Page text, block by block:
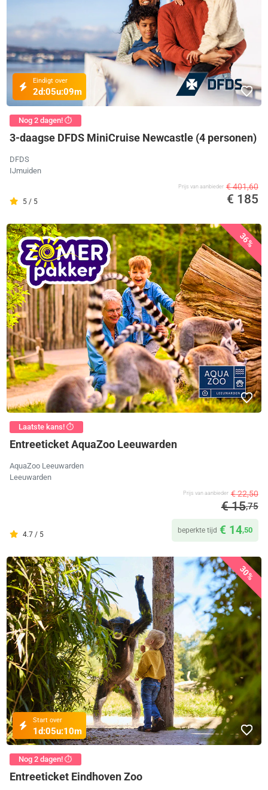
Eindigt over
2d:05u:09m
Nog 2 dagen! ⏱️
3-daagse DFDS MiniCruise Newcastle (4 personen)
DFDS
IJmuiden
5 / 5
Prijs van aanbieder € 401,60
€ 185
36%
Laatste kans! ⏱️
Entreeticket AquaZoo Leeuwarden
AquaZoo Leeuwarden
Leeuwarden
4.7 / 5
Prijs van aanbieder € 22,50
€ 15,75
beperkte tijd € 14,50
30%
Start over
1d:05u:10m
Nog 2 dagen! ⏱️
Entreeticket Eindhoven Zoo